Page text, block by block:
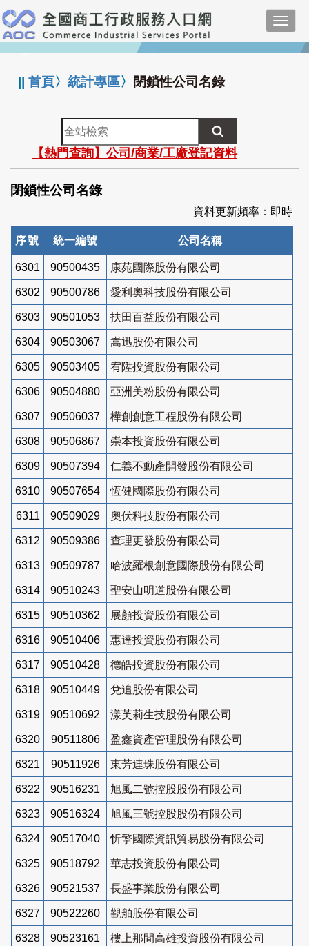
跳
到
主
要
:::
||首頁〉統計專區〉 閉鎖性公司名錄
全
站
檢
索
【熱門查詢】公司/商業/工廠登記資料
閉鎖性公司名錄
資料更新頻率：即時
序號 統一編號 公司名稱
6301 90500435 康苑國際股份有限公司
6302 90500786 愛利奧科技股份有限公司
6303 90501053 扶田百益股份有限公司
6304 90503067 嵩迅股份有限公司
6305 90503405 宥陞投資股份有限公司
6306 90504880 亞洲美粉股份有限公司
6307 90506037 樺創創意工程股份有限公司
6308 90506867 崇本投資股份有限公司
6309 90507394 仁義不動產開發股份有限公司
6310 90507654 恆健國際股份有限公司
6311 90509029 奧伏科技股份有限公司
6312 90509386 查理更發股份有限公司
6313 90509787 哈波羅根創意國際股份有限公司
6314 90510243 聖安山明道股份有限公司
6315 90510362 展顏投資股份有限公司
6316 90510406 惠達投資股份有限公司
6317 90510428 德皓投資股份有限公司
6318 90510449 兌追股份有限公司
6319 90510692 漾芙莉生技股份有限公司
6320 90511806 盈鑫資產管理股份有限公司
6321 90511926 東芳連珠股份有限公司
6322 90516231 旭風二號控股股份有限公司
6323 90516324 旭風三號控股股份有限公司
6324 90517040 忻擎國際資訊貿易股份有限公司
6325 90518792 華志投資股份有限公司
6326 90521537 長盛事業股份有限公司
6327 90522260 觀舶股份有限公司
6328 90523161 樓上那間高雄投資股份有限公司